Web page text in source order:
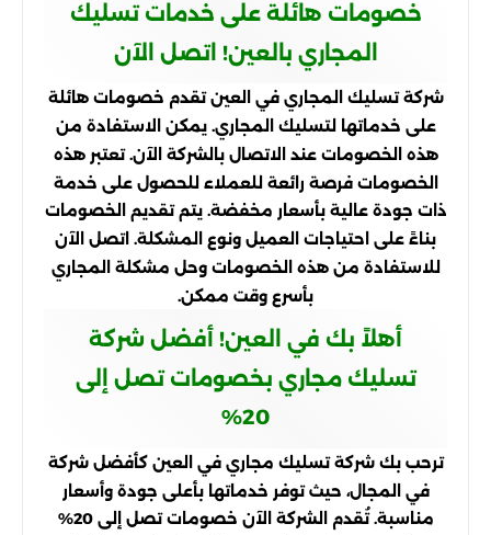
خصومات هائلة على خدمات تسليك
المجاري بالعين! اتصل الآن
شركة تسليك المجاري في العين تقدم خصومات هائلة
على خدماتها لتسليك المجاري. يمكن الاستفادة من
هذه الخصومات عند الاتصال بالشركة الآن. تعتبر هذه
الخصومات فرصة رائعة للعملاء للحصول على خدمة
ذات جودة عالية بأسعار مخفضة. يتم تقديم الخصومات
بناءً على احتياجات العميل ونوع المشكلة. اتصل الآن
للاستفادة من هذه الخصومات وحل مشكلة المجاري
بأسرع وقت ممكن.
أهلاً بك في العين! أفضل شركة
تسليك مجاري بخصومات تصل إلى
20%
ترحب بك شركة تسليك مجاري في العين كأفضل شركة
في المجال، حيث توفر خدماتها بأعلى جودة وأسعار
مناسبة. تُقدم الشركة الآن خصومات تصل إلى 20%